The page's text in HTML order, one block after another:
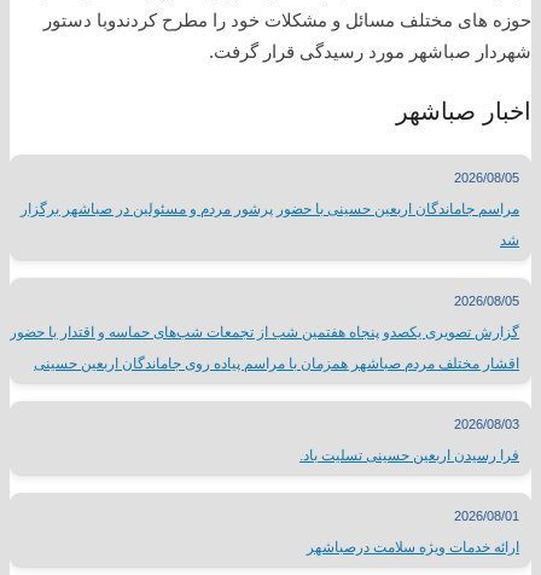
حوزه های مختلف مسائل و مشکلات خود را مطرح کردندوبا دستور
شهردار صباشهر مورد رسیدگی قرار گرفت.
اخبار صباشهر
2026/08/05
مراسم جاماندگان اربعین حسینی با حضور پرشور مردم و مسئولین در صباشهر برگزار
شد
2026/08/05
گزارش تصویری یکصدو پنجاه هفتمین شب از تجمعات شب‌های حماسه و اقتدار با حضور
اقشار مختلف مردم صباشهر همزمان با مراسم پیاده روی جاماندگان اربعین حسینی
2026/08/03
فرا رسیدن اربعین حسینی تسلیت باد.
2026/08/01
ارائه خدمات ویژه سلامت درصباشهر